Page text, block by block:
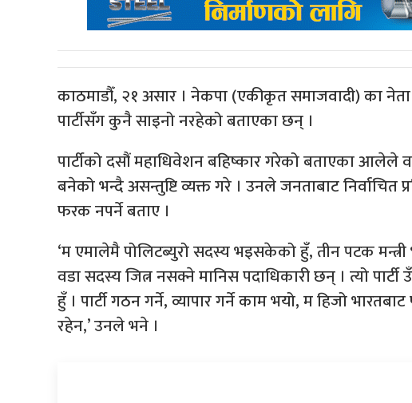
काठमाडौँ, २१ असार । नेकपा (एकीकृत समाजवादी) का
पार्टीसँग कुनै साइनो नरहेको बताएका छन् ।
पार्टीको दसौं महाधिवेशन बहिष्कार गरेको बताएका आलेले
बनेको भन्दै असन्तुष्टि व्यक्त गरे । उनले जनताबाट निर्वाचित
फरक नपर्ने बताए ।
‘म एमालेमै पोलिटब्युरो सदस्य भइसकेको हुँ, तीन पटक
वडा सदस्य जित्न नसक्ने मानिस पदाधिकारी छन् । त्यो
हुँ । पार्टी गठन गर्ने, व्यापार गर्ने काम भयो, म हिजो
रहेन,’ उनले भने ।